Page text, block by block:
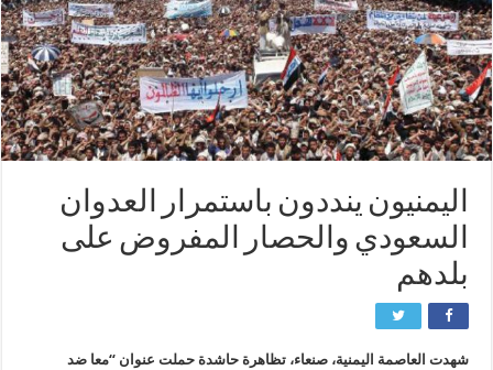
اليمنيون ينددون باستمرار العدوان
السعودي والحصار المفروض على
بلدهم
شهدت العاصمة اليمنية، صنعاء، تظاهرة حاشدة حملت عنوان “معا ضد